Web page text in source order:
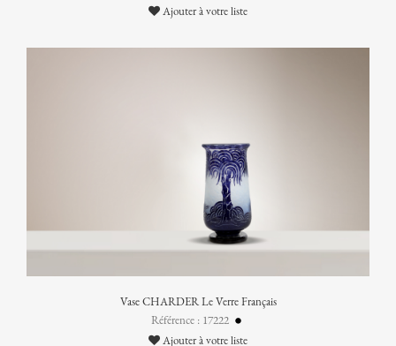
Ajouter à votre liste
Vase CHARDER Le Verre Français
Référence : 17222
Ajouter à votre liste